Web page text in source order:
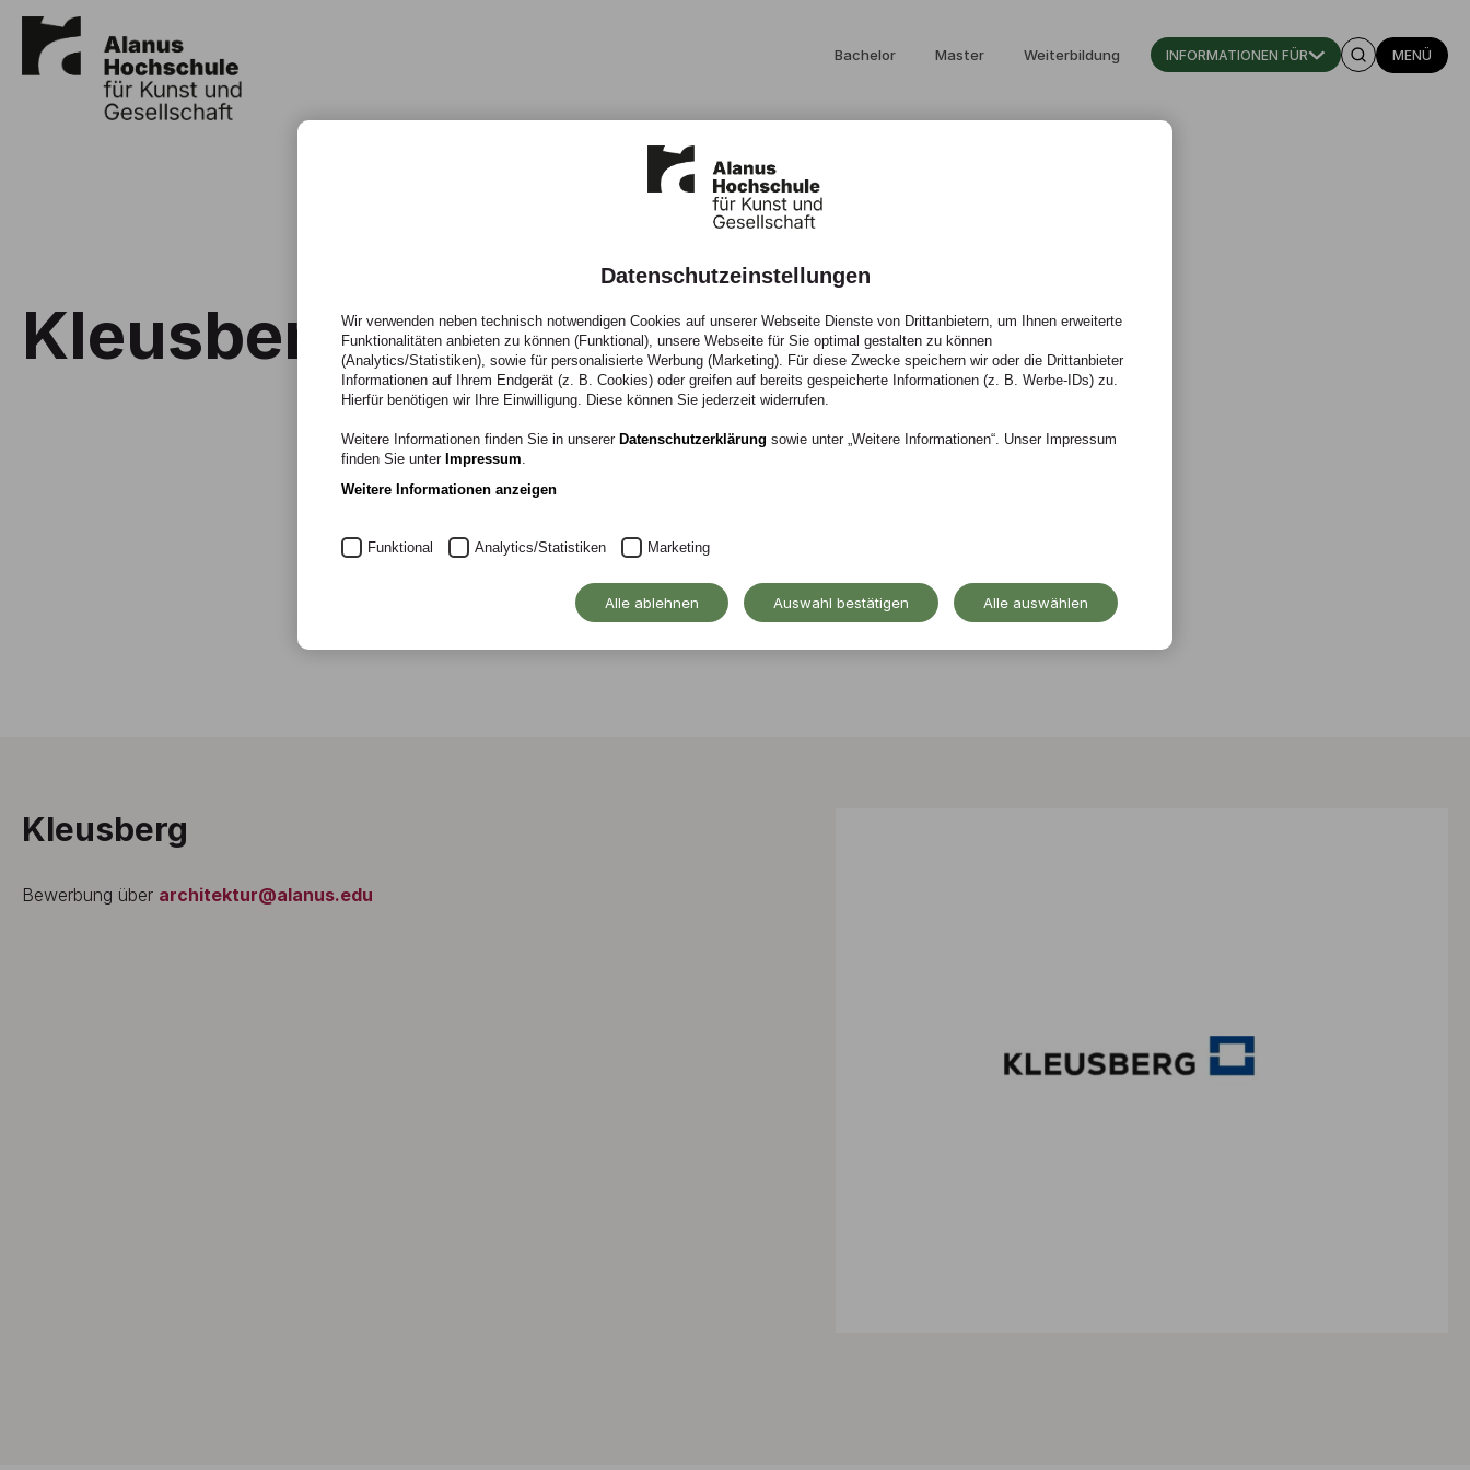
Bachelor Master Weiterbildung INFORMATIONEN FÜR MENÜ
Kleusberg
Kleusberg
Bewerbung über architektur@alanus.edu
Datenschutzeinstellungen
Wir verwenden neben technisch notwendigen Cookies auf unserer Webseite Dienste von Drittanbietern, um Ihnen erweiterte
Funktionalitäten anbieten zu können (Funktional), unsere Webseite für Sie optimal gestalten zu können
(Analytics/Statistiken), sowie für personalisierte Werbung (Marketing). Für diese Zwecke speichern wir oder die Drittanbieter
Informationen auf Ihrem Endgerät (z. B. Cookies) oder greifen auf bereits gespeicherte Informationen (z. B. Werbe-IDs) zu.
Hierfür benötigen wir Ihre Einwilligung. Diese können Sie jederzeit widerrufen.
Weitere Informationen finden Sie in unserer Datenschutzerklärung sowie unter „Weitere Informationen“. Unser Impressum
finden Sie unter Impressum.
Weitere Informationen anzeigen
Funktional Analytics/Statistiken Marketing
Alle ablehnen Auswahl bestätigen Alle auswählen